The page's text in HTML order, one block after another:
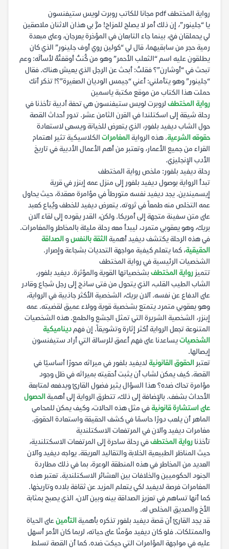
رواية المختطف pdf مجانا للكاتب روبرت لويس ستيفنسون
يا “جلينور”، إن ذلك أمر لا يصلح للمزاح! مرَّ بي هذان الاثنان ملاصقين
لي يحملقان فيَّ، بينما جاء التابعان في المؤخرة يعرجان، وعلى مبعدة
رمية حجر من سابقيهما، قال لي “كولين روي أوف جلينور” الذي كان
يطلقون عليه اسم “الثعلب الأحمر” وهو من كُنتُ أوقفتُهُ لأسألَه: وعم
تبحث في “أوشارن”؟ فقلتُ: أبحث عن الرجل الذي يعيش هناك. فقال
“جلينور” وهو يتأملني: أعني “جيمس الوديان الصغيرة”؟! تذكر أنك
حملت هذا الكتاب من موقع مكتبة ياسمين
رواية المختطف لروبرت لويس ستيفنسون هي تحفة أدبية تأخذنا في
رحلة شيقة إلى اسكتلندا في القرن الثامن عشر. تدور أحداث القصة
حول الشاب ديفيد بلفور، الذي يتعرض للخيانة ويسعى لاستعادة
حقوقه الشرعية. هذه الروايةالمغامرات الكلاسيكية تثير اهتمام
القراء من جميع الأعمار، وتعتبر من أهم الأعمال الأدبية في تاريخ
الأدب الإنجليزي.
رحلة ديفيد بلفور: ملخص رواية المختطف
تبدأ الرواية بوصول ديفيد بلفور إلى منزل عمه إبنزر في قرية
إيسميندين. يجد ديفيد نفسه متورطاً في مؤامرة معقدة، حيث يحاول
عمه التخلص منه طمعاً في ثروته. يتعرض ديفيد للخطف ويُباع كعبد
على متن سفينة متجهة إلى أمريكا. ولكن، القدر يقوده إلى لقاء آلان
بريك، وهو يعقوبي متمرد، ليبدأ معه رحلة مليئة بالمخاطر والمغامرات.
في هذه الرحلة يكتشف ديفيد أهميةالثقة بالنفسوالصداقة
الحقيقية، كما يتعلم كيفية مواجهة التحديات بشجاعة وإصرار.
الشخصيات الرئيسية في رواية المختطف
تتميز رواية المختطف بشخصياتها القوية والمؤثرة. ديفيد بلفور،
الشاب الطيب القلب، الذي يتحول من فتى ساذج إلى رجل شجاع وقادر
على الدفاع عن نفسه. آلان بريك، الشخصية الأكثر جاذبية في الرواية،
وهو يعقوبي متمرد يتمتع بشخصية قوية وولاء عميق لقضيته. عمه
إبنزر، الشخصية الشريرة التي تمثل الجشع والطمع. هذه الشخصيات
المتنوعة تجعل الرواية أكثر إثارة وتشويقاً. إن فهمديناميكية
الشخصياتيساعدنا على فهم أعمق للرسالة التي أراد ستيفنسون
إيصالها.
تعتبر الحقوق القانونية لديفيد بلفور في ميراثه محورًا أساسيًا في
القصة. كيف يمكن لشاب أن يثبت أحقيته بميراثه في ظل وجود
مؤامرة تحاك ضده؟ هذا السؤال يثير فضول القارئ ويدفعه لمتابعة
الأحداث بشغف. بالإضافة إلى ذلك، تتطرق الرواية إلى أهميةالحصول
على استشارة قانونيةفي مثل هذه الحالات، وكيف يمكن للمحامي
الماهر أن يلعب دورًا حاسمًا في كشف الحقيقة واستعادة الحقوق.
مغامرات ديفيد وآلان في المرتفعات الاسكتلندية
تأخذنا رواية المختطففي رحلة ساحرة إلى المرتفعات الاسكتلندية،
حيث المناظر الطبيعية الخلابة والتقاليد العريقة. يواجه ديفيد وآلان
العديد من المخاطر في هذه المنطقة الوعرة، بما في ذلك مطاردة
الجنود الحكوميين والخلافات بين العشائر الاسكتلندية. تعتبر هذه
المغامرات فرصة لديفيد لكي يتعلم المزيد عن ثقافة بلاده وتاريخها.
كما أنها تساهم في تعزيز الصداقة بينه وبين آلان، الذي يصبح بمثابة
الأخ والصديق المخلص له.
قد يجد القارئ أن قصة ديفيد بلفور تذكره بأهميةالتأمينعلى الحياة
والممتلكات. فلو كان ديفيد مؤمنًا على حياته، لربما كان الأمر أسهل
عليه في مواجهة المؤامرات التي حيكت ضده. كما أن القصة تسلط